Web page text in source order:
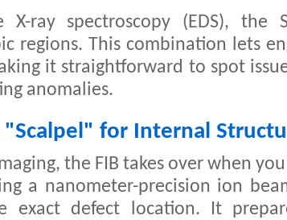
X-ray spectroscopy (EDS), the
regions. This combination lets
it straightforward to spot
anomalies.
"Scalpel" for Internal
the FIB takes over when
a nanometer-precision ion
exact defect location. It